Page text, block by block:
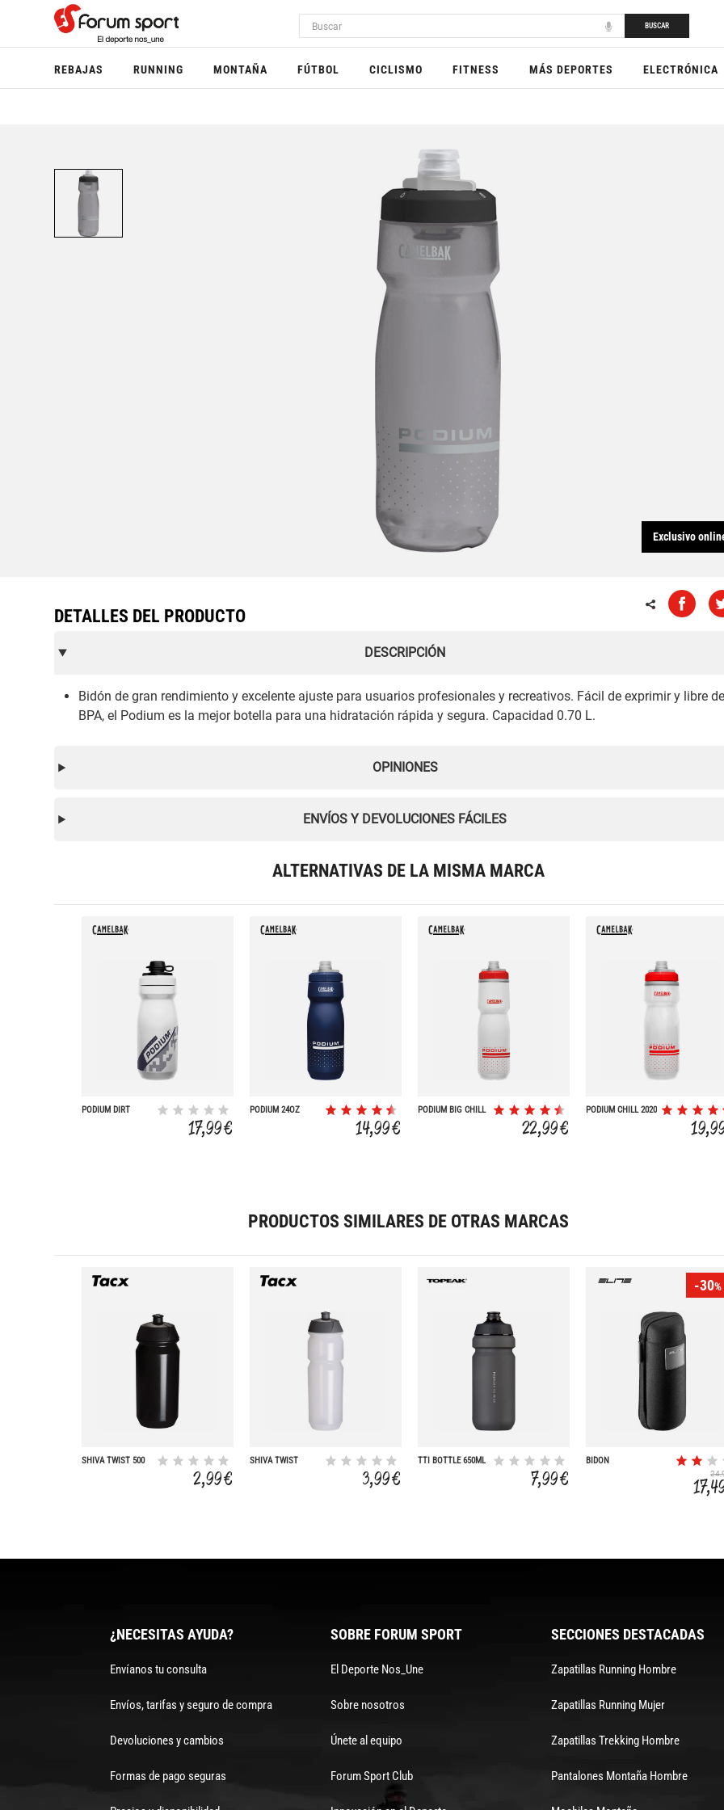
BUSCAR
REBAJAS RUNNING MONTAÑA FÚTBOL CICLISMO FITNESS MÁS DEPORTES ELECTRÓNICA
Exclusivo
DETALLES DEL PRODUCTO
DESCRIPCIÓN
Bidón de gran rendimiento y excelente ajuste para usuarios profesionales y recreativos. Fácil de exprimir y libre de
BPA, el Podium es la mejor botella para una hidratación rápida y segura. Capacidad 0.70 L.
OPINIONES
ENVÍOS Y DEVOLUCIONES FÁCILES
ALTERNATIVAS DE LA MISMA MARCA
PODIUM DIRT
17,99 €
PODIUM 24OZ
14,99 €
PODIUM BIG CHILL
22,99 €
PODIUM CHILL 2020
PRODUCTOS SIMILARES DE OTRAS MARCAS
SHIVA TWIST 500
2,99 €
SHIVA TWIST
3,99 €
TTI BOTTLE 650ML
7,99 €
-30%
BIDON
¿NECESITAS AYUDA?
Envíanos tu consulta
Envíos, tarifas y seguro de compra
Devoluciones y cambios
Formas de pago seguras
SOBRE FORUM SPORT
El Deporte Nos_Une
Sobre nosotros
Únete al equipo
Forum Sport Club
SECCIONES DESTACADAS
Zapatillas Running Hombre
Zapatillas Running Mujer
Zapatillas Trekking Hombre
Pantalones Montaña Hombre